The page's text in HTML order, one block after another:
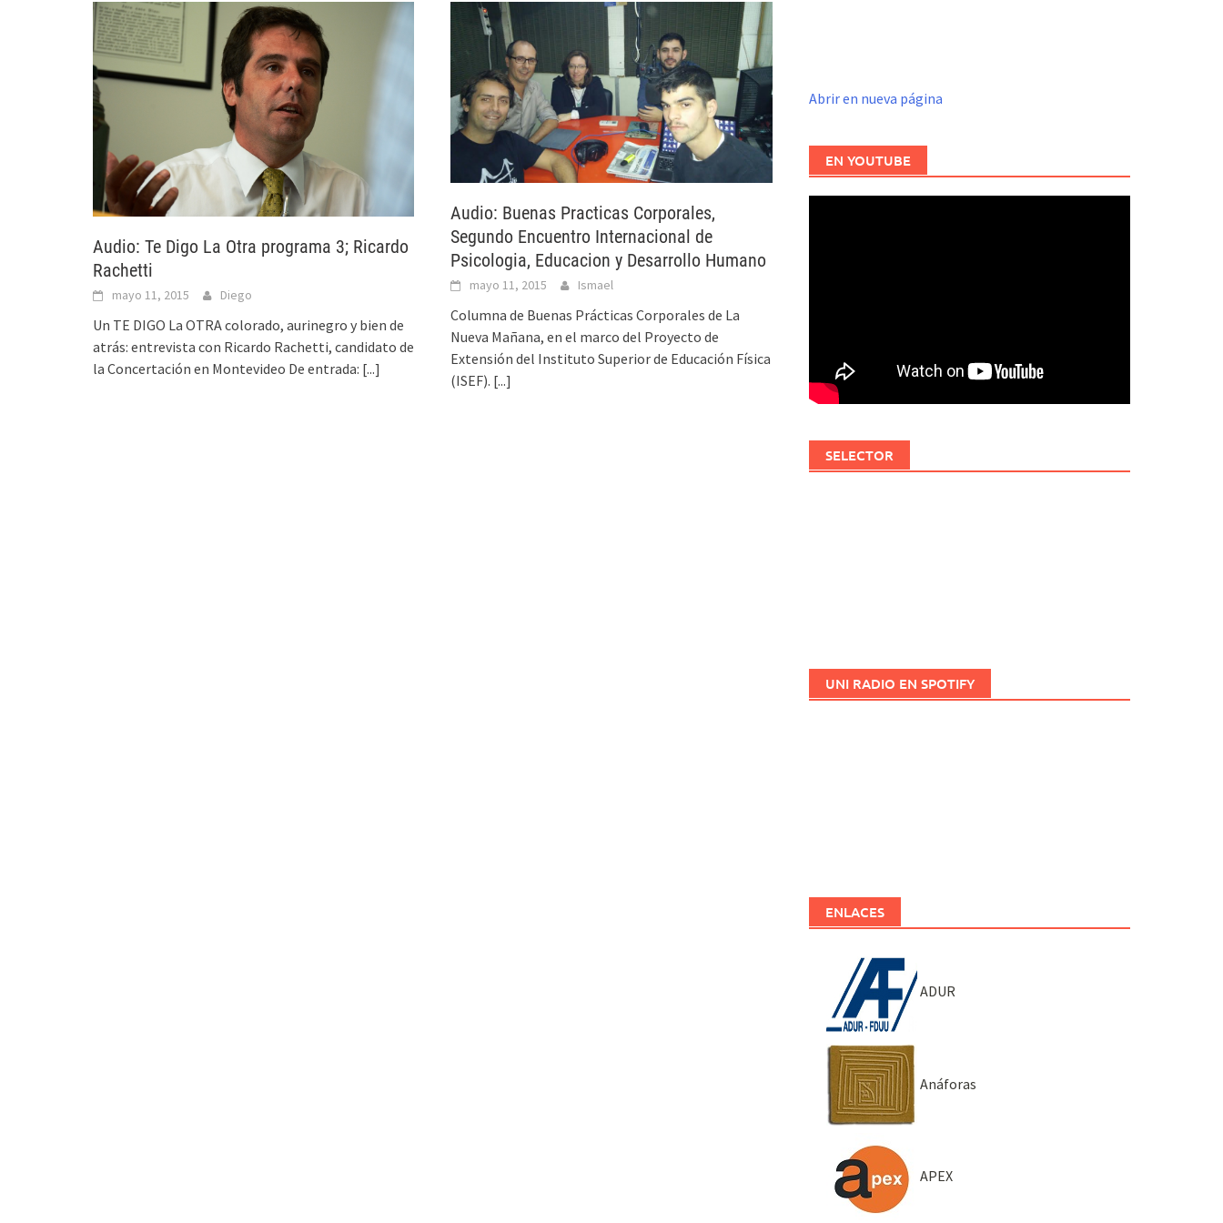
Audio: Te Digo La Otra programa 3; Ricardo
Rachetti
mayo 11, 2015 Diego
Un TE DIGO La OTRA colorado, aurinegro y bien de
atrás: entrevista con Ricardo Rachetti, candidato de
la Concertación en Montevideo De entrada: [...]
Audio: Buenas Practicas Corporales,
Segundo Encuentro Internacional de
Psicologia, Educacion y Desarrollo Humano
mayo 11, 2015 Ismael
Columna de Buenas Prácticas Corporales de La
Nueva Mañana, en el marco del Proyecto de
Extensión del Instituto Superior de Educación Física
(ISEF). [...]
Abrir en nueva página
EN YOUTUBE
SELECTOR
UNI RADIO EN SPOTIFY
ENLACES
ADUR
Anáforas
APEX